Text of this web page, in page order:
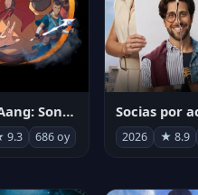
Avatar Aang: Son Havabükücü
9.3 686 oy 2026 ★ 8.9